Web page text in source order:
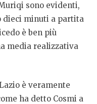
sono evidenti,
dieci minuti a partita
è ben più
media realizzativa
è veramente
ha detto Cosmi a